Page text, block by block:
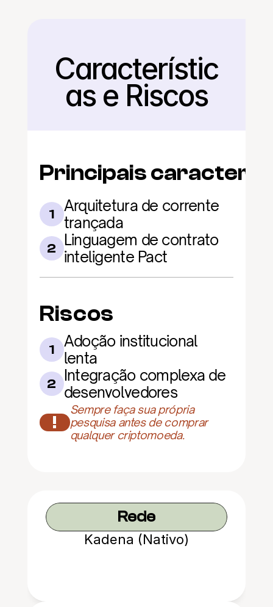
Voltar
Característic
as e Riscos
Principais
1
Arquitetura de corrente
trançada
2 Linguagem de contrato
inteligente Pact
Riscos
1
Adoção institucional
lenta
2 Integração complexa de
desenvolvedores
!
Sempre faça sua própria
pesquisa antes de comprar
qualquer criptomoeda.
Rede
Kadena (Nativo)